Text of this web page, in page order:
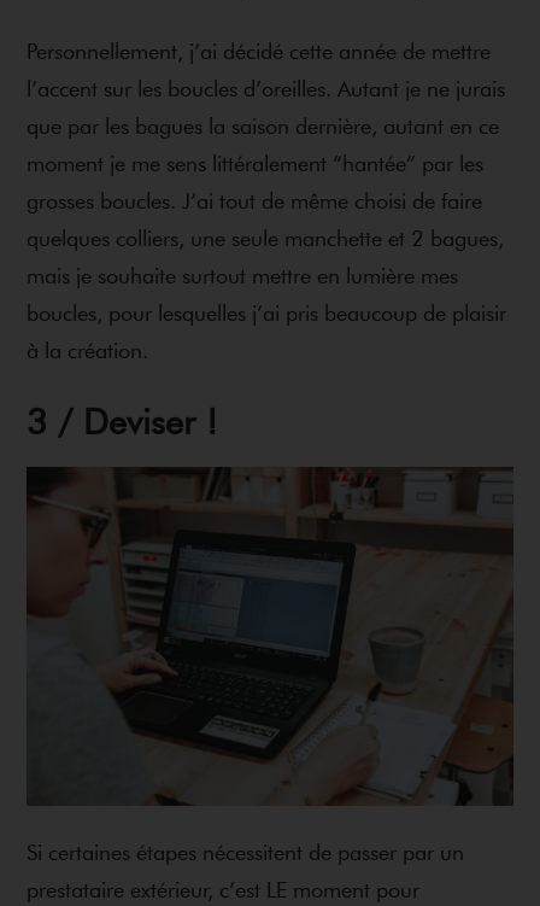
Personnellement, j’ai décidé cette année de mettre
l’accent sur les boucles d’oreilles. Autant je ne jurais
que par les bagues la saison dernière, autant en ce
moment je me sens littéralement “hantée” par les
grosses boucles. J’ai tout de même choisi de faire
quelques colliers, une seule manchette et 2 bagues,
mais je souhaite surtout mettre en lumière mes
boucles, pour lesquelles j’ai pris beaucoup de plaisir
à la création.
3 / Deviser !
Si certaines étapes nécessitent de passer par un
prestataire extérieur, c’est LE moment pour